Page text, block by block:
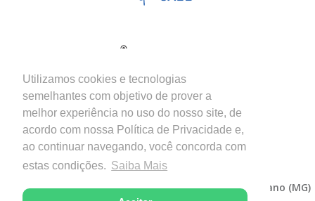
Utilizamos cookies e tecnologias
semelhantes com objetivo de prover a
melhor experiência no uso do nosso site, de
acordo com nossa Política de Privacidade e,
ao continuar navegando, você concorda com
estas condições. Saiba Mais
Copyright © 2026 - Diocese de Itabira-Coronel Fabriciano (MG)